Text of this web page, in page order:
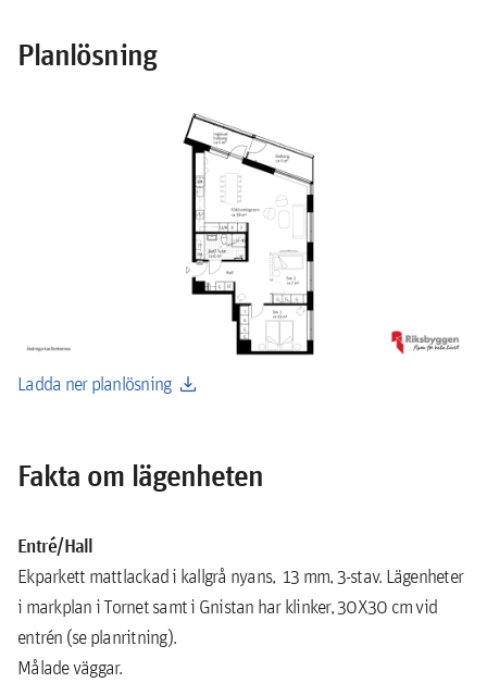
Planlösning
Ladda ner planlösning download
Fakta om lägenheten
Entré/Hall
Ekparkett mattlackad i kallgrå nyans, 13 mm, 3-stav. Lägenheter
i markplan i Tornet samt i Gnistan har klinker, 30X30 cm vid
entrén (se planritning).
Målade väggar.